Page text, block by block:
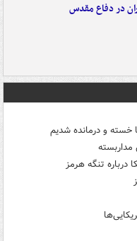
در دفاع مقدس
درباره تنگه هرمز